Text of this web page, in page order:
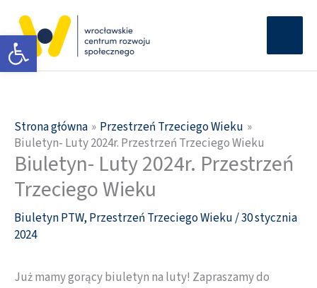
Otwórz pasek narzędzi
treści
Strona główna
Przestrzeń Trzeciego Wieku
Biuletyn- Luty 2024r. Przestrzeń Trzeciego Wieku
Biuletyn- Luty 2024r. Przestrzeń
Trzeciego Wieku
Biuletyn PTW, Przestrzeń Trzeciego Wieku/30 stycznia
2024
Już mamy gorący biuletyn na luty! Zapraszamy do